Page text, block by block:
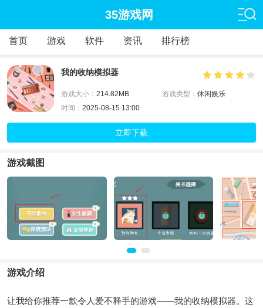
35游戏网
首页 游戏 软件 资讯 排行榜
我的收纳模拟器
游戏大小： 214.82MB 游戏类型： 休闲娱乐
时间： 2025-08-15 13:00
立即下载
游戏截图
游戏介绍
让我给你推荐一款令人爱不释手的游戏——我的收纳模拟器。这